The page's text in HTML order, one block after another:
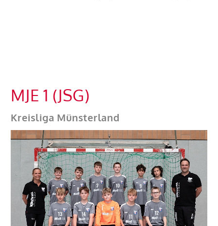
MJE 1 (JSG)
Kreisliga Münsterland